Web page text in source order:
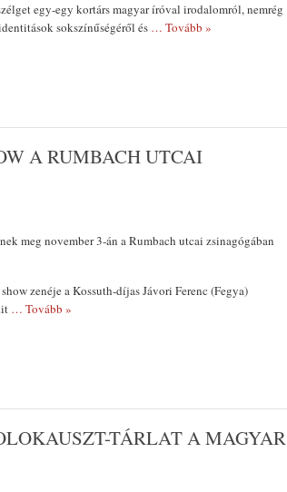
egy-egy kortárs magyar íróval irodalomról, nemrég
sokszínűségéről és … Tovább »
A RUMBACH UTCAI
meg november 3-án a Rumbach utcai zsinagógában
zenéje a Kossuth-díjas Jávori Ferenc (Fegya)
… Tovább »
TÁRLAT A MAGYAR